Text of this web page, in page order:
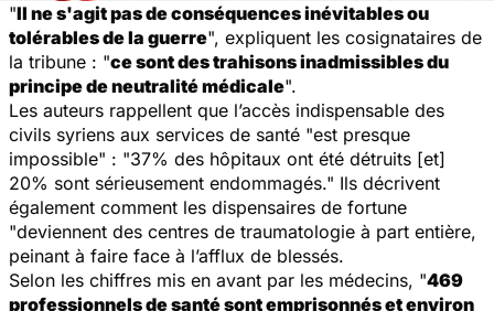
"Il ne s'agit pas de conséquences inévitables ou
tolérables de la guerre", expliquent les cosignataires de
la tribune : "ce sont des trahisons inadmissibles du
principe de neutralité médicale".
Les auteurs rappellent que l’accès indispensable des
civils syriens aux services de santé "est presque
impossible" : "37% des hôpitaux ont été détruits [et]
20% sont sérieusement endommagés." Ils décrivent
également comment les dispensaires de fortune
"deviennent des centres de traumatologie à part entière,
peinant à faire face à l’afflux de blessés.
Selon les chiffres mis en avant par les médecins, "469
professionnels de santé sont emprisonnés et environ